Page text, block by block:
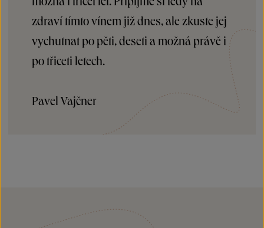
zdraví tímto vínem již dnes, ale zkuste jej
vychutnat po pěti, deseti a možná právě i
po třiceti letech.
Pavel Vajčner